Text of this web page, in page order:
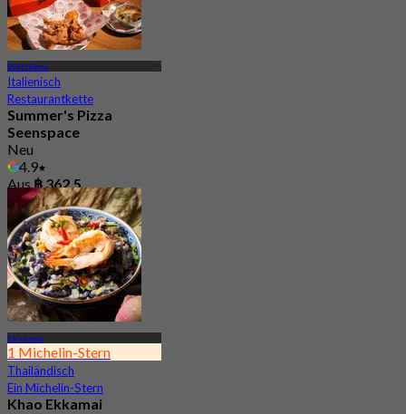
Watthana
Italienisch
Restaurantkette
Summer's Pizza
Seenspace
Neu
4.9
Aus฿ 362.5
Ekkamai
1 Michelin-Stern
Thailändisch
Ein Michelin-Stern
Khao Ekkamai